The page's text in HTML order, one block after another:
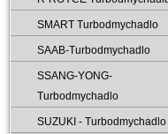
SMART Turbodmychadlo
SAAB-Turbodmychadlo
SSANG-YONG-
Turbodmychadlo
SUZUKI - Turbodmychadlo